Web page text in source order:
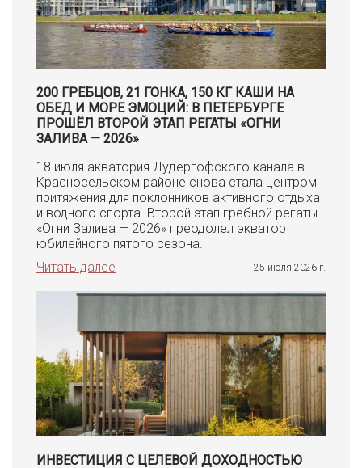
200 ГРЕБЦОВ, 21 ГОНКА, 150 КГ КАШИ НА
ОБЕД И МОРЕ ЭМОЦИЙ: В ПЕТЕРБУРГЕ
ПРОШЁЛ ВТОРОЙ ЭТАП РЕГАТЫ «ОГНИ
ЗАЛИВА — 2026»
18 июля акватория Дудергофского канала в
Красносельском районе снова стала центром
притяжения для поклонников активного отдыха
и водного спорта. Второй этап гребной регаты
«Огни Залива — 2026» преодолел экватор
юбилейного пятого сезона.
Читать далее
25 июля 2026 г.
ИНВЕСТИЦИЯ С ЦЕЛЕВОЙ ДОХОДНОСТЬЮ